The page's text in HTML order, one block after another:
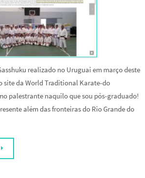
realizado no Uruguai em março deste
site da World Traditional Karate-do
palestrante naquilo que sou pós-graduado!
além das fronteiras do Rio Grande do